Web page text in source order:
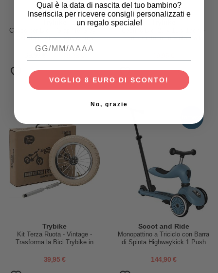
Casco per Bici - Graphite Grey -
Calotta in ABS - Resistente
Regolabile e Traspirante
Cestino Bici 27 x 18 x 17cm -
con 2 Cinturini in Finta Pelle
Trybike
Kit Terza Ruota - Vintage -
Trasforma la Bici Trybike in
39,95 €
tornato
Scoot and Ride
Monopattino a Triciclo con Barra
di Spinta Highwaykick 1 Push
144,90 €
Qual è la data di nascita del tuo bambino?
Inseriscila per ricevere consigli personalizzati e
un regalo speciale!
VOGLIO 8 EURO DI SCONTO!
No, grazie